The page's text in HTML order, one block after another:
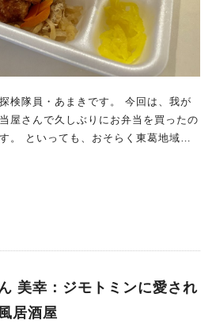
した。 このフライドポテ
とにかくポテトの甘味
北海道のクラフトビー
ルも頼めるみたい。 サクサクホ
杯やるのも良さそうです。 北海道
です。 北海道料理やポテ
スメしたいお店です。 Ponkota
ちら： https://amakism.c
にするとお
円(税込)でコーヒーをセットにでき
ツリ食べたか
ク丼をオーダー。 以前私も合
したが、間違いない美味しさです。
肉100%！ 食べ応え、噛み応
味わい深いカレールーです。 ライ
穀米、そして量は120、150、180gか
・あまきです。 今回は、我が
屋さんで久しぶりにお弁当を買ったの
地域に
JR北柏駅南口から徒歩
美幸：ジモトミンに愛され
居酒屋